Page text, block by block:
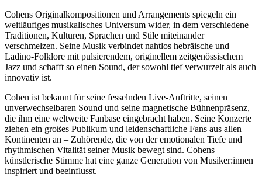
Cohens Originalkompositionen und Arrangements spiegeln ein
weitläufiges musikalisches Universum wider, in dem verschiedene
Traditionen, Kulturen, Sprachen und Stile miteinander
verschmelzen. Seine Musik verbindet nahtlos hebräische und
Ladino-Folklore mit pulsierendem, originellem zeitgenössischem
Jazz und schafft so einen Sound, der sowohl tief verwurzelt als auch
innovativ ist.
Cohen ist bekannt für seine fesselnden Live-Auftritte, seinen
unverwechselbaren Sound und seine magnetische Bühnenpräsenz,
die ihm eine weltweite Fanbase eingebracht haben. Seine Konzerte
ziehen ein großes Publikum und leidenschaftliche Fans aus allen
Kontinenten an – Zuhörende, die von der emotionalen Tiefe und
rhythmischen Vitalität seiner Musik bewegt sind. Cohens
künstlerische Stimme hat eine ganze Generation von Musiker:innen
inspiriert und beeinflusst.